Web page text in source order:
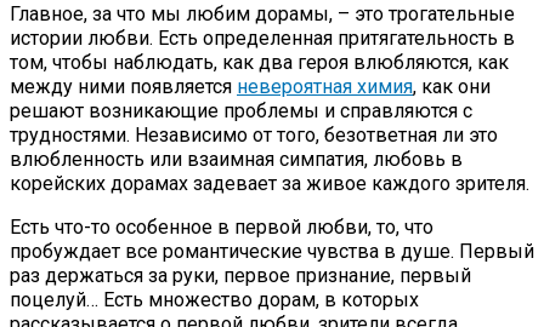
Главное, за что мы любим дорамы, – это трогательные
истории любви. Есть определенная притягательность в
том, чтобы наблюдать, как два героя влюбляются, как
между ними появляется невероятная химия, как они
решают возникающие проблемы и справляются с
трудностями. Независимо от того, безответная ли это
влюбленность или взаимная симпатия, любовь в
корейских дорамах задевает за живое каждого зрителя.
Есть что-то особенное в первой любви, то, что
пробуждает все романтические чувства в душе. Первый
раз держаться за руки, первое признание, первый
поцелуй… Есть множество дорам, в которых